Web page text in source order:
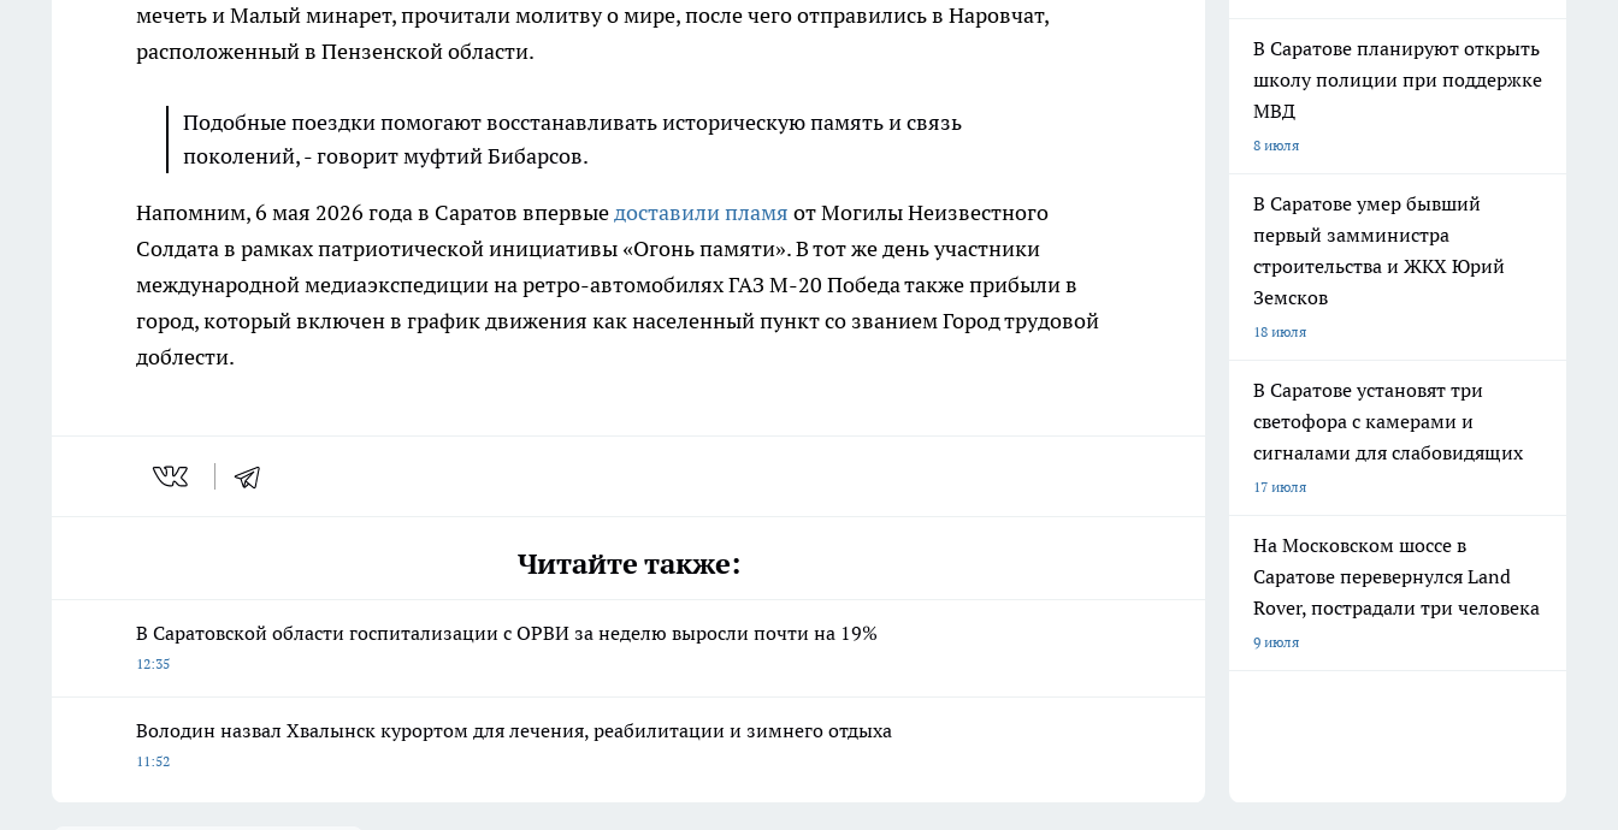
мечеть и Малый минарет, прочитали молитву о мире, после чего отправились в Наровчат,
расположенный в Пензенской области.
Подобные поездки помогают восстанавливать историческую память и связь
поколений, - говорит муфтий Бибарсов.
Напомним, 6 мая 2026 года в Саратов впервыедоставили пламя от Могилы Неизвестного
Солдата в рамках патриотической инициативы «Огонь памяти». В тот же день участники
международной медиаэкспедиции на ретро-автомобилях ГАЗ М-20 Победа также прибыли в
город, который включен в график движения как населенный пункт со званием Город трудовой
доблести.
Читайте также:
В Саратовской области госпитализации с ОРВИ за неделю выросли почти на 19%
12:35
Володин назвал Хвалынск курортом для лечения, реабилитации и зимнего отдыха
11:52
В Саратове планируют открыть
школу полиции при поддержке
МВД
8 июля
В Саратове умер бывший
первый замминистра
строительства и ЖКХ Юрий
Земсков
18 июля
В Саратове установят три
светофора с камерами и
сигналами для слабовидящих
17 июля
На Московском шоссе в
Саратове перевернулся Land
Rover, пострадали три человека
9 июля